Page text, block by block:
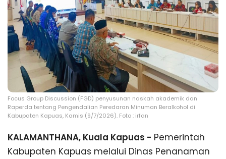
Focus Group Discussion (FGD) penyusunan naskah akademik dan
Raperda tentang Pengendalian Peredaran Minuman Beralkohol di
Kabupaten Kapuas, Kamis (9/7/2026). Foto : irfan
KALAMANTHANA, Kuala Kapuas - Pemerintah
Kabupaten Kapuas melalui Dinas Penanaman